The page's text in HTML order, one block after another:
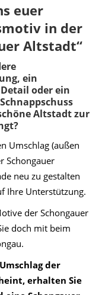
euer
in der
Altstadt“
ein
oder ein
Altstadt zur
Umschlag (außen
Schongauer
neu zu gestalten
Ihre Unterstützung.
der Schongauer
doch mit beim
der
erhalten Sie